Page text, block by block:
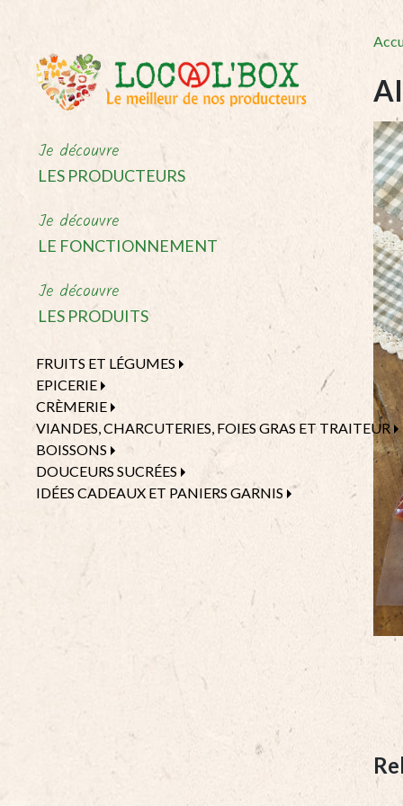
Je découvre
LES PRODUCTEURS
Je découvre
LE FONCTIONNEMENT
Je découvre
LES PRODUITS
FRUITS ET LÉGUMES
EPICERIE
CRÈMERIE
VIANDES, CHARCUTERIES, FOIES GRAS ET TRAITEUR
BOISSONS
DOUCEURS SUCRÉES
IDÉES CADEAUX ET PANIERS GARNIS